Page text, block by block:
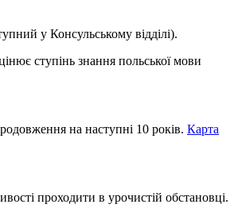
у Консульському відділі).
ступінь знання польської мови
на наступні 10 років. Карта
проходити в урочистій обстановці.